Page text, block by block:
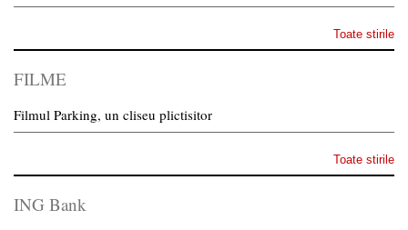
Toate stirile
FILME
Filmul Parking, un cliseu plictisitor
Toate stirile
ING Bank